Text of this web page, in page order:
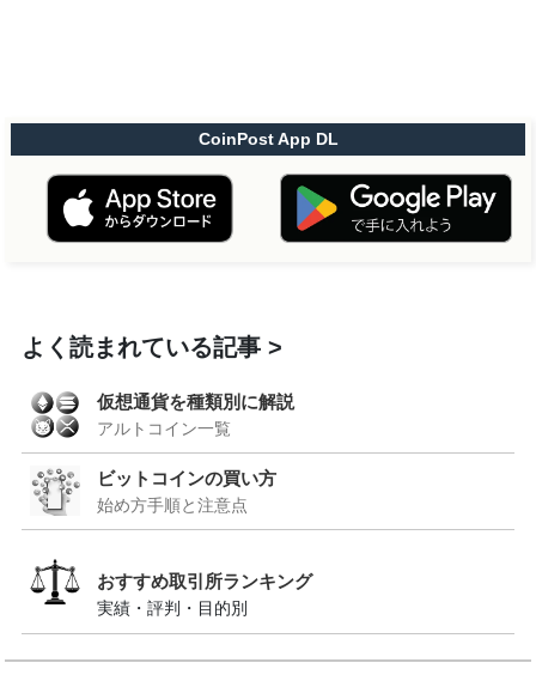
CoinPost App DL
よく読まれている記事
仮想通貨を種類別に解説
アルトコイン一覧
ビットコインの買い方
始め方手順と注意点
おすすめ取引所ランキング
実績・評判・目的別